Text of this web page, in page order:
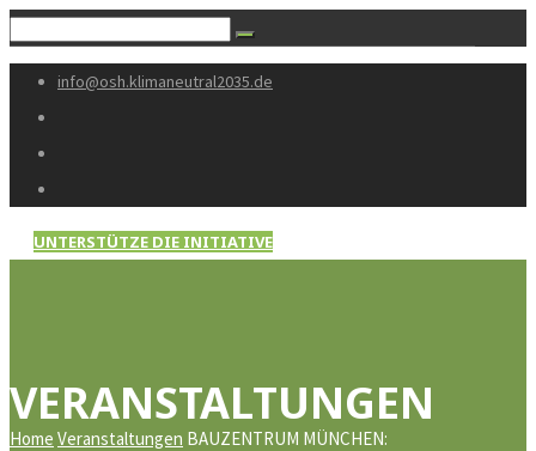
info@osh.klimaneutral2035.de
UNTERSTÜTZE DIE INITIATIVE
VERANSTALTUNGEN
Home Veranstaltungen BAUZENTRUM MÜNCHEN: